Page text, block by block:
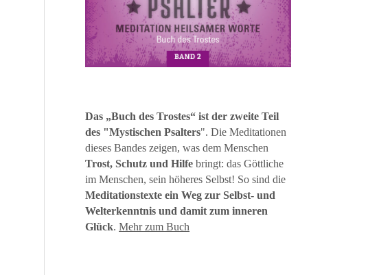
Das „Buch des Trostes“ ist der zweite Teil
des "Mystischen Psalters". Die Meditationen
dieses Bandes zeigen, was dem Menschen
Trost, Schutz und Hilfebringt: das Göttliche
im Menschen, sein höheres Selbst! So sind die
Meditationstexte ein Weg zur Selbst- und
Welterkenntnis und damit zum inneren
Glück.Mehr zum Buch